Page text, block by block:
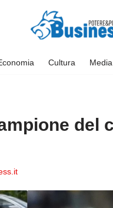
Cultura
del